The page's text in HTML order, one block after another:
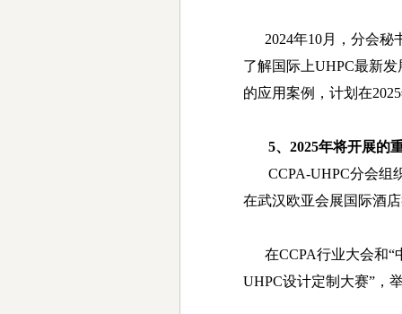
2024年10月，分会秘
了解国际上UHPC最新发
的应用案例，计划在2025
5、 2025年将开展的
CCPA-UHPC分会组
在武汉欧亚会展国际酒
在CCPA行业大会和“
UHPC设计定制大赛” ，